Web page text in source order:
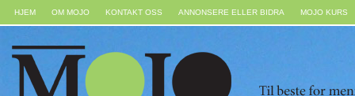
HJEM OM MOJO KONTAKT OSS ANNONSERE ELLER BIDRA MOJO KURS